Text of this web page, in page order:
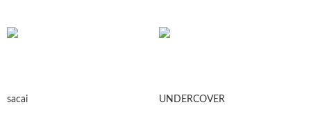
sacai UNDERCOVER